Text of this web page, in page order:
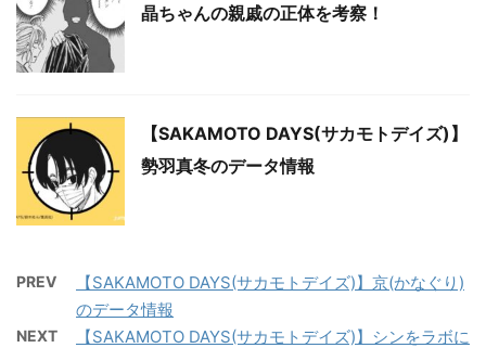
晶ちゃんの親戚の正体を考察！
【SAKAMOTO DAYS(サカモトデイズ)】
勢羽真冬のデータ情報
PREV
【SAKAMOTO DAYS(サカモトデイズ)】京(かなぐり)
のデータ情報
NEXT
【SAKAMOTO DAYS(サカモトデイズ)】シンをラボに